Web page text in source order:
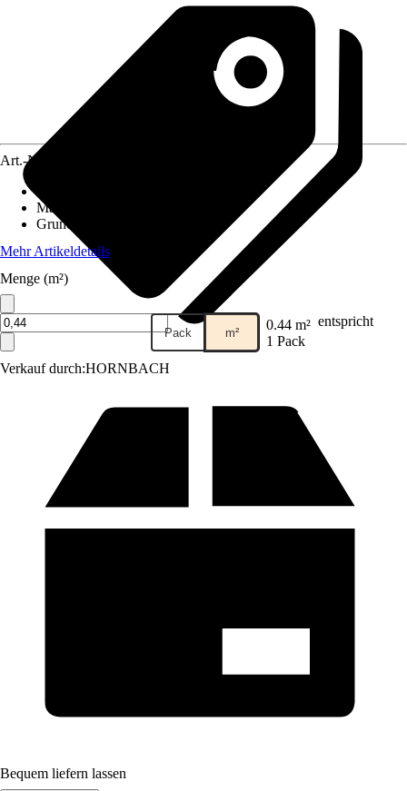
Verkauf durch:HORNBACH
Art.-Nr.
Material
Grundfarbe
Mehr Artikeldetails
Menge (m²)
Pack m² 0.44 m² entspricht
1 Pack
Bequem liefern lassen